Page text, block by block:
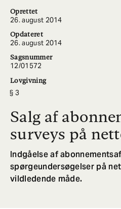
Oprettet
26. august 2014
Opdateret
26. august 2014
Sagsnummer
12/01572
Lovgivning
3
Salg af
surveys på
Indgåelse af
spørgeundersøgelser på
vildledende måde.